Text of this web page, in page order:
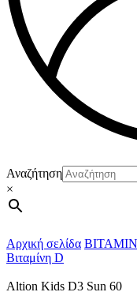
Αναζήτηση
×
Αρχική σελίδα
Βιταμίνη D
Altion Kids D3 Sun 60